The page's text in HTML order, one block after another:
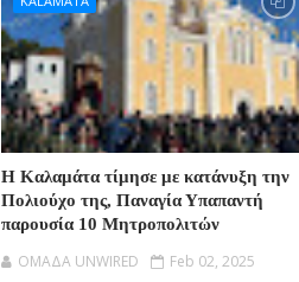
Η Καλαμάτα τίμησε με κατάνυξη την
Πολιούχο της, Παναγία Υπαπαντή
παρουσία 10 Μητροπολιτών
OMAΔΑ UNWIRED Feb 02, 2025